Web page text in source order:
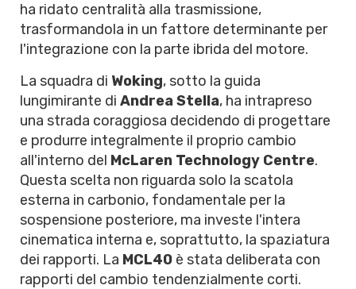
ha ridato centralità alla trasmissione,
trasformandola in un fattore determinante per
l'integrazione con la parte ibrida del motore.
La squadra di Woking, sotto la guida
lungimirante di Andrea Stella, ha intrapreso
una strada coraggiosa decidendo di progettare
e produrre integralmente il proprio cambio
all'interno del McLaren Technology Centre.
Questa scelta non riguarda solo la scatola
esterna in carbonio, fondamentale per la
sospensione posteriore, ma investe l'intera
cinematica interna e, soprattutto, la spaziatura
dei rapporti. La MCL40 è stata deliberata con
rapporti del cambio tendenzialmente corti.